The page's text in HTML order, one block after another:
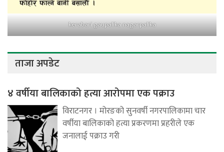
kerabari gaupalika nagarpalika
ताजा अपडेट
४ वर्षीया बालिकाको हत्या आरोपमा एक पक्राउ
विराटनगर । मोरङको सुनवर्षी नगरपालिकामा चार
वर्षीया बालिकाको हत्या प्रकरणमा प्रहरीले एक
जनालाई पक्राउ गरी